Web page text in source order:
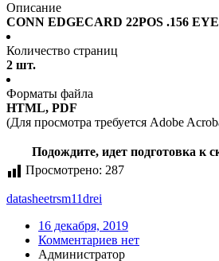
Описание
CONN EDGECARD 22POS .156
Количество страниц
2 шт.
Форматы файла
HTML, PDF
(Для просмотра требуется Adobe
Подождите, идет подготовка к
Просмотрено: 287
datasheetrsm11drei
16 декабря, 2019
Комментариев нет
Администратор